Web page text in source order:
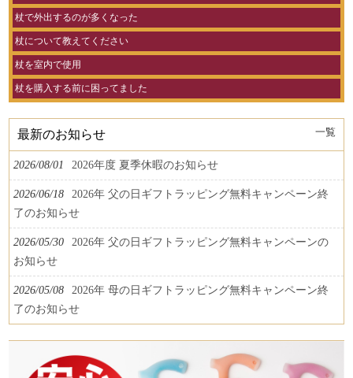
杖で外出するのが多くなった
杖について教えてください
杖を室内で使用
杖を購入する前に困ってました
最新のお知らせ 一覧
2026/08/01 2026年度 夏季休暇のお知らせ
2026/06/18
2026年 父の日ギフトラッピング無料キャンペーン終
了のお知らせ
2026/05/30
2026年 父の日ギフトラッピング無料キャンペーンの
お知らせ
2026/05/08
2026年 母の日ギフトラッピング無料キャンペーン終
了のお知らせ